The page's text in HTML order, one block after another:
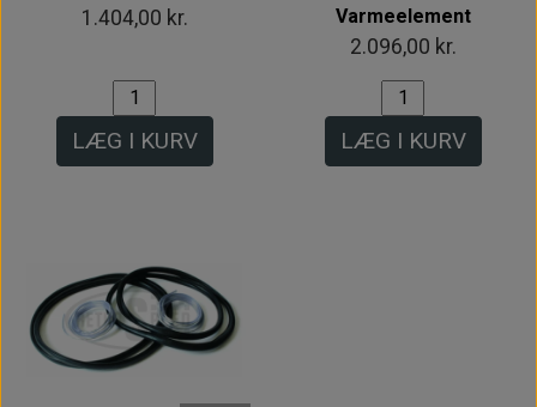
1.404,00 kr.
LÆG I KURV
Varmeelement
2.096,00 kr.
LÆG I KURV